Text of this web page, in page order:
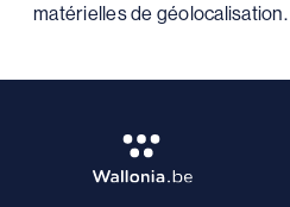
matérielles de géolocalisation.